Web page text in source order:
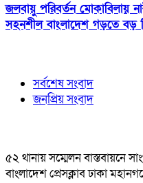
জলবায়ু পরিবর্তন মোকাবিলায়
সহনশীল বাংলাদেশ গড়তে বড়
সর্বশেষ সংবাদ
জনপ্রিয় সংবাদ
৫২ থানায় সম্মেলন বাস্তবায়নে
বাংলাদেশ প্রেসক্লাব ঢাকা